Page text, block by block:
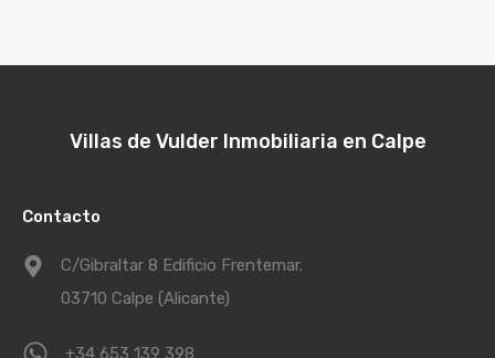
Villas de Vulder Inmobiliaria en Calpe
Contacto
C/Gibraltar 8 Edificio Frentemar.
03710 Calpe (Alicante)
+34 653 139 398